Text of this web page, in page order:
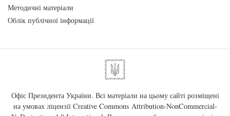
Методичні матеріали
Облік публічної інформації
Офіс Президента України. Всі матеріали на цьому сайті розміщені
на умовах ліцензії Creative Commons Attribution-NonCommercial-